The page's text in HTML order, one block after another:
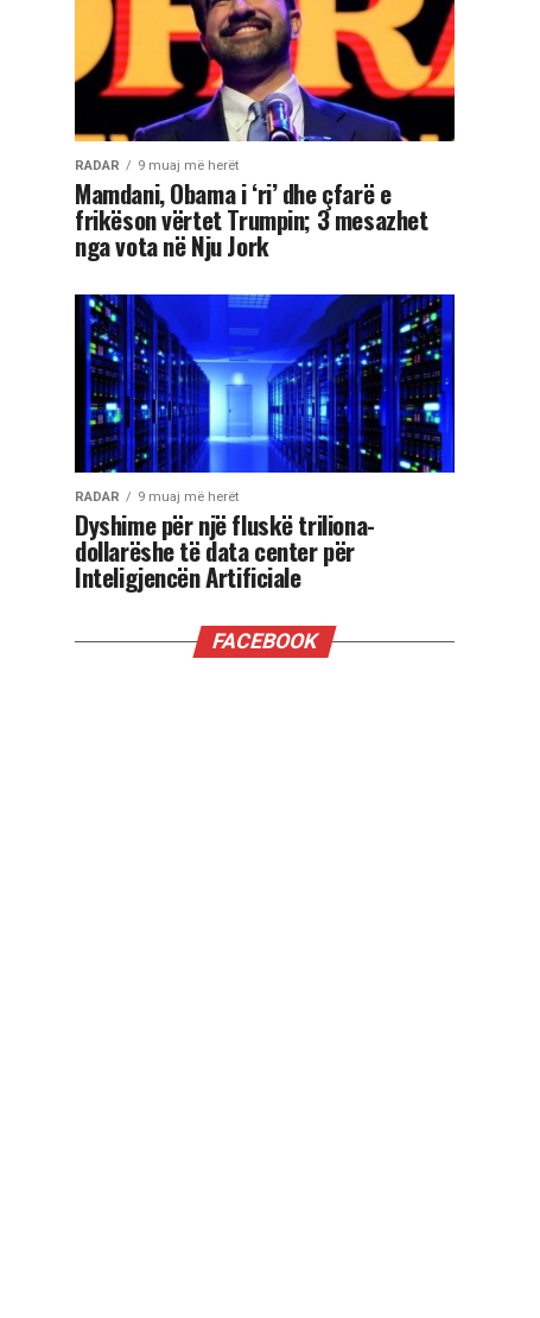
RADAR 9 muaj më herët
Mamdani, Obama i ‘ri’ dhe çfarë e
frikëson vërtet Trumpin; 3 mesazhet
nga vota në Nju Jork
RADAR 9 muaj më herët
Dyshime për një fluskë triliona-
dollarëshe të data center për
Inteligjencën Artificiale
FACEBOOK